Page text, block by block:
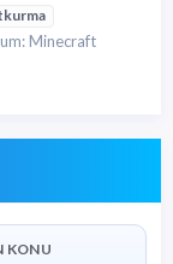
kurma
Minecraft
KONU